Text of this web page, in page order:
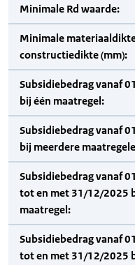
Minimale Rd waarde:
Minimale
constructiedikte (mm):
Subsidiebedrag vanaf
bij één maatregel:
Subsidiebedrag vanaf
bij meerdere
Subsidiebedrag vanaf
tot en met 31/12/2025
maatregel:
Subsidiebedrag vanaf
tot en met 31/12/2025